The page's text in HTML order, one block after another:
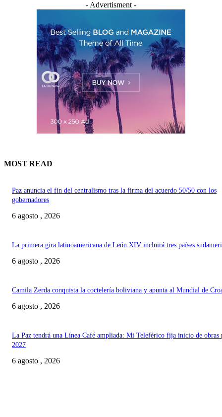
- Advertisment -
MOST READ
Paz anuncia el fin del centralismo tras la firma del acuerdo 50/50 con los
gobernadores
6 agosto , 2026
La primera gira latinoamericana de León XIV incluirá tres países
6 agosto , 2026
Camila Zerda conquista la coctelería boliviana y apunta al Mundial de
6 agosto , 2026
La Paz tendrá una Línea Café ampliada: Mi Teleférico fija inicio de obras
2027
6 agosto , 2026